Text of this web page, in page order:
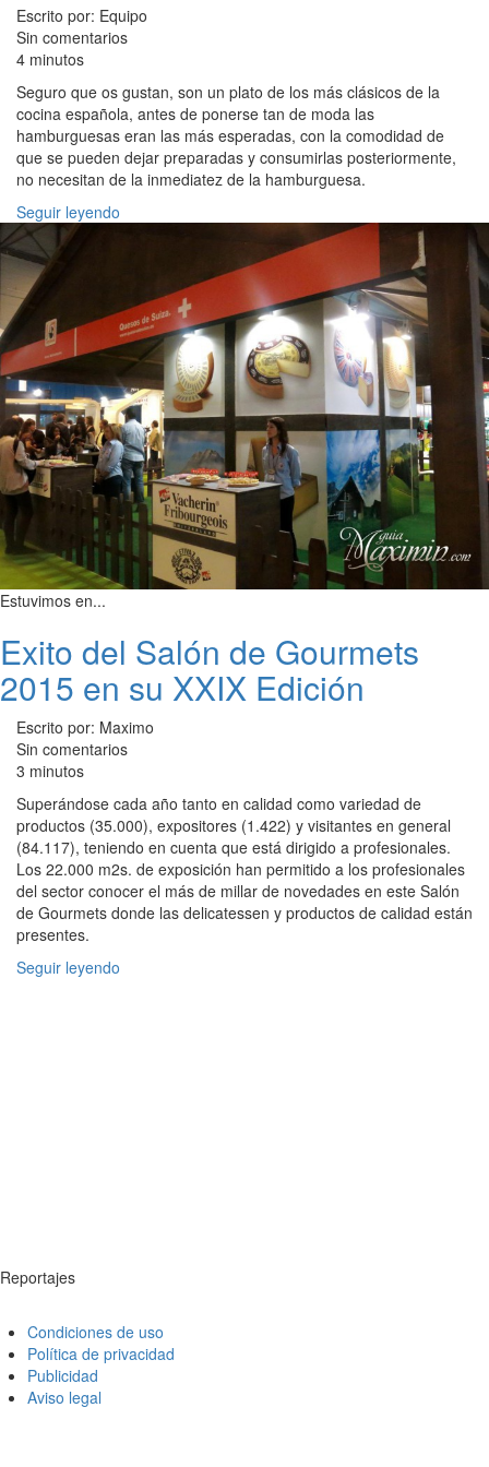
Escrito por: Equipo
Sin comentarios
4 minutos
Seguro que os gustan, son un plato de los más clásicos de la
cocina española, antes de ponerse tan de moda las
hamburguesas eran las más esperadas, con la comodidad de
que se pueden dejar preparadas y consumirlas posteriormente,
no necesitan de la inmediatez de la hamburguesa.
Seguir leyendo
Estuvimos en...
Exito del Salón de Gourmets
2015 en su XXIX Edición
Escrito por: Maximo
Sin comentarios
3 minutos
Superándose cada año tanto en calidad como variedad de
productos (35.000), expositores (1.422) y visitantes en general
(84.117), teniendo en cuenta que está dirigido a profesionales.
Los 22.000 m2s. de exposición han permitido a los profesionales
del sector conocer el más de millar de novedades en este Salón
de Gourmets donde las delicatessen y productos de calidad están
presentes.
Seguir leyendo
Reportajes
Condiciones de uso
Política de privacidad
Publicidad
Aviso legal